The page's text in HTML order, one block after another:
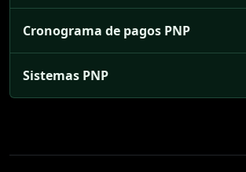
Cronograma de pagos PNP
Sistemas PNP